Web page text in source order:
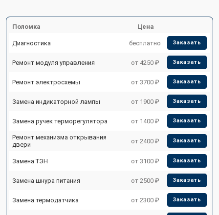
Поломка Цена
Диагностика бесплатно Заказать
Ремонт модуля управления от 4250 ₽ Заказать
Ремонт электросхемы от 3700 ₽ Заказать
Замена индикаторной лампы от 1900 ₽ Заказать
Замена ручек терморегулятора от 1400 ₽ Заказать
Ремонт механизма открывания
двери
от 2400 ₽ Заказать
Замена ТЭН от 3100 ₽ Заказать
Замена шнура питания от 2500 ₽ Заказать
Замена термодатчика от 2300 ₽ Заказать